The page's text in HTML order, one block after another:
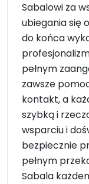
Sabalowi za
ubiegania się
do końca
pełnym
zawsze
kontakt, a
szybką i
wsparciu i
bezpiecznie
pełnym
Sabala